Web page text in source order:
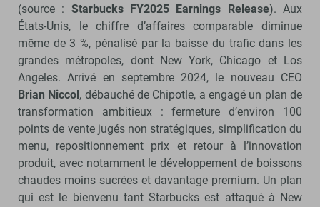
(source : Starbucks FY2025 Earnings Release). Aux
États-Unis, le chiffre d’affaires comparable diminue
même de 3 %, pénalisé par la baisse du trafic dans les
grandes métropoles, dont New York, Chicago et Los
Angeles. Arrivé en septembre 2024, le nouveau CEO
Brian Niccol , débauché de Chipotle, a engagé un plan de
transformation ambitieux : fermeture d’environ 100
points de vente jugés non stratégiques, simplification du
menu, repositionnement prix et retour à l’innovation
produit, avec notamment le développement de boissons
chaudes moins sucrées et davantage premium. Un plan
qui est le bienvenu tant Starbucks est attaqué à New